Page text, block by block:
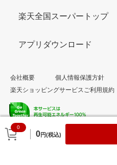
0
0円(税込)
楽天全国スーパートップ
アプリダウンロード
会社概要
個人情報保護方針
楽天ショッピングサービスご利用規約
© Rakuten Group, Inc.